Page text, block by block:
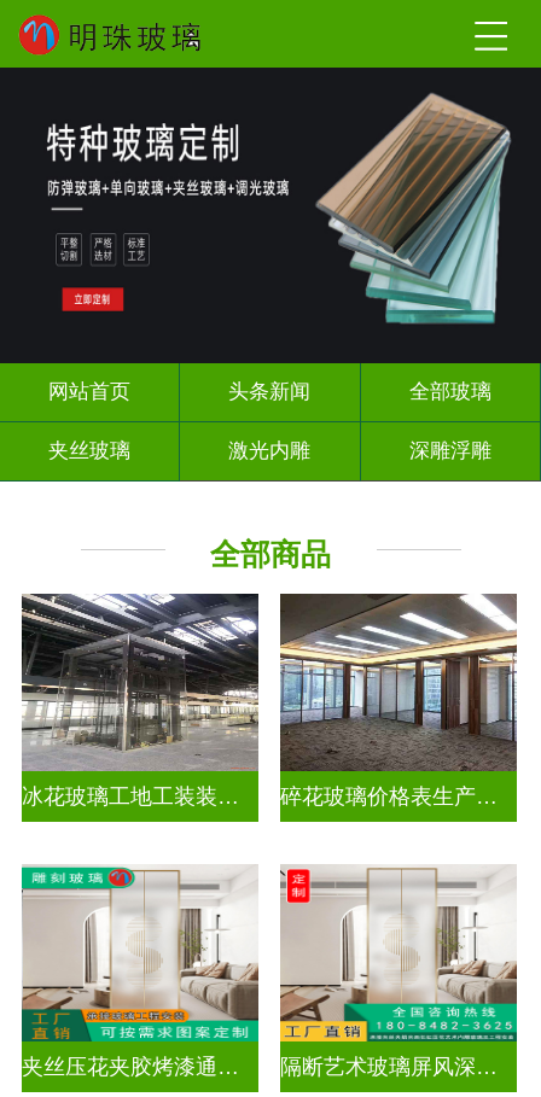
网站首页 头条新闻 全部玻璃
夹丝玻璃 激光内雕 深雕浮雕
千 层 镜
全部商品
冰花玻璃工地工装装饰玻璃 碎花玻璃价格表生产电话
夹丝压花夹胶烤漆通电深雕浮雕玻璃 隔断艺术玻璃屏风深雕浮雕玻璃